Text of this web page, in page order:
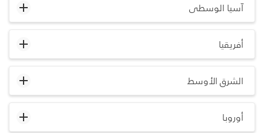
آسيا الوسطى
أفريقيا
الشرق الأوسط
أوروبا